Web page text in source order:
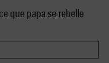
que papa se rebelle